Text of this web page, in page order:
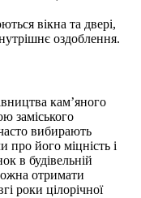
вікна та двері,
оздоблення.
кам’яного
заміського
вибирають
про його міцність і
в будівельній
отримати
роки цілорічної